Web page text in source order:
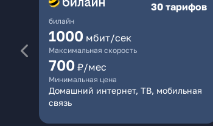
билайн
30 тарифов
1000 мбит/сек
Максимальная скорость
700 ₽/мес
Минимальная цена
Домашний интернет, ТВ, мобильная
связь